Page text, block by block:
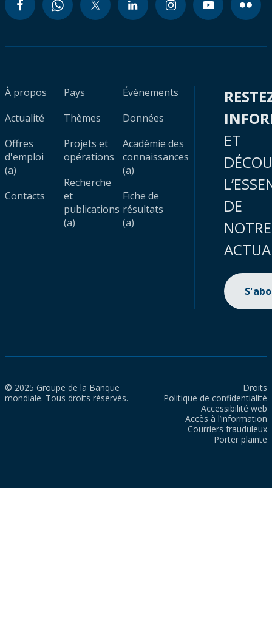
À propos
Actualité
Offres
d'emploi
(a)
Contacts
Pays
Thèmes
Projets et
opérations
Recherche
et
publications
(a)
Évènements
Données
Académie des
connaissances
(a)
Fiche de
résultats
(a)
ET
DE
NOTRE
© 2025 Groupe de la Banque
mondiale. Tous droits réservés.
Droits
Politique de confidentialité
Accessibilité web
Accès à l’information
Courriers frauduleux
Porter plainte